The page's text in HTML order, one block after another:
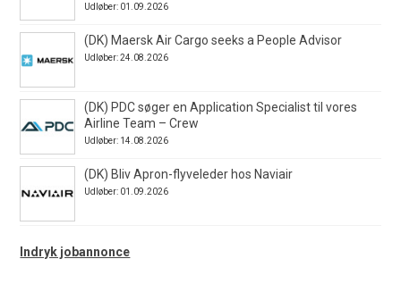
Udløber: 01.09.2026
(DK) Maersk Air Cargo seeks a People Advisor
Udløber: 24.08.2026
(DK) PDC søger en Application Specialist til vores
Airline Team – Crew
Udløber: 14.08.2026
(DK) Bliv Apron-flyveleder hos Naviair
Udløber: 01.09.2026
Indryk jobannonce